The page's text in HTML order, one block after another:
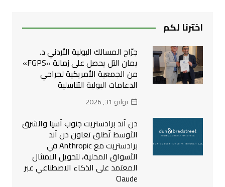
اخترنا لكم
جرّاح المسالك البولية الأردني د.
يمان التل يحصل على زمالة «FGPS»
من الجمعية الأمريكية لجراحي
الدعامات البولية التناسلية
يوليو 31, 2026
دن آند برادستريت جنوب آسيا والشرق
الأوسط تُطلق تعاون دن آند
برادستريت مع Anthropic في
الأسواق المحلية، لتحويل الامتثال
المعتمد على الذكاء الاصطناعي عبر
Claude